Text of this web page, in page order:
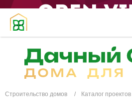
Строительство домов Каталог проектов